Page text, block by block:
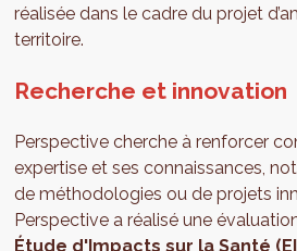
réalisée dans le cadre du projet
territoire.
Recherche et innovation
Perspective cherche à renforcer
expertise et ses connaissances,
de méthodologies ou de projets
Perspective a réalisé une
Étude d'Impacts sur la Santé